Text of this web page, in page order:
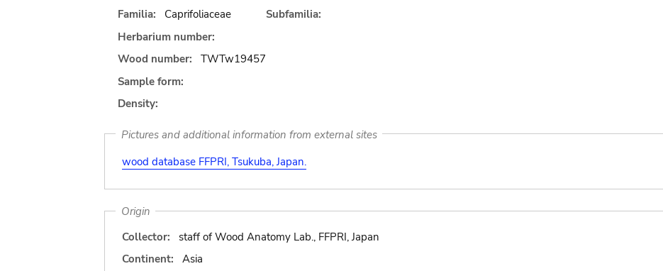
Familia:
Caprifoliaceae
Subfamilia:
Herbarium number:
Wood number:
TWTw19457
Sample form:
Density:
Pictures and additional information from external sites
wood database FFPRI, Tsukuba, Japan.
Origin
Collector:
staff of Wood Anatomy Lab., FFPRI, Japan
Continent:
Asia